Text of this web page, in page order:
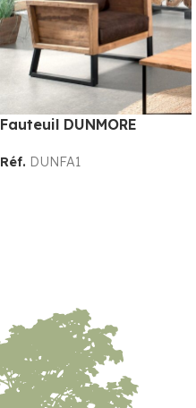
Fauteuil DUNMORE
Réf. DUNFA1